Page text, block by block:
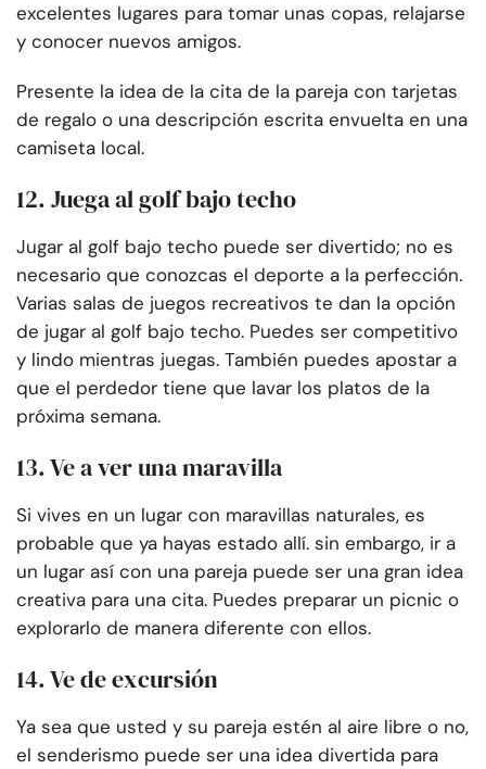
excelentes lugares para tomar unas copas, relajarse
y conocer nuevos amigos.
Presente la idea de la cita de la pareja con tarjetas
de regalo o una descripción escrita envuelta en una
camiseta local.
12. Juega al golf bajo techo
Jugar al golf bajo techo puede ser divertido; no es
necesario que conozcas el deporte a la perfección.
Varias salas de juegos recreativos te dan la opción
de jugar al golf bajo techo. Puedes ser competitivo
y lindo mientras juegas. También puedes apostar a
que el perdedor tiene que lavar los platos de la
próxima semana.
13. Ve a ver una maravilla
Si vives en un lugar con maravillas naturales, es
probable que ya hayas estado allí. sin embargo, ir a
un lugar así con una pareja puede ser una gran idea
creativa para una cita. Puedes preparar un picnic o
explorarlo de manera diferente con ellos.
14. Ve de excursión
Ya sea que usted y su pareja estén al aire libre o no,
el senderismo puede ser una idea divertida para